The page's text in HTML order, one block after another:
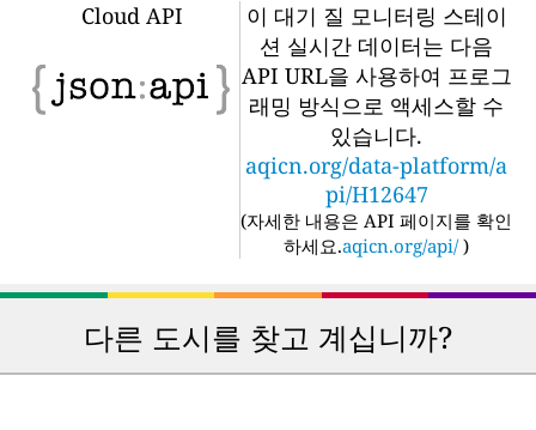
Cloud API
이 대기 질 모니터링 스테이
션 실시간 데이터는 다음
API URL을 사용하여 프로그
래밍 방식으로 액세스할 수
있습니다.
aqicn.org/data-platform/a
pi/H12647
(자세한 내용은 API 페이지를 확인
하세요.aqicn.org/api/ )
다른 도시를 찾고 계십니까?